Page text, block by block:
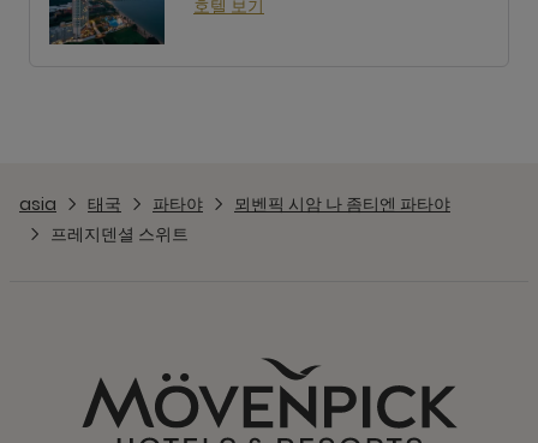
호텔 보기
asia 태국 파타야
뫼벤픽 시암 나 좀티엔 파타야
프레지덴셜 스위트